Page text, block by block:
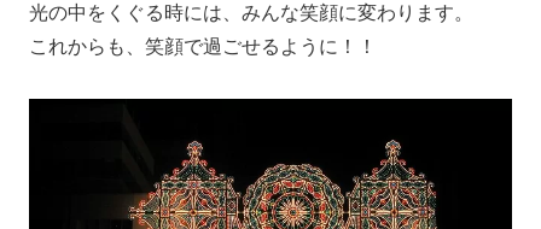
光の中をくぐる時には、みんな笑顔に変わります。
これからも、笑顔で過ごせるように！！